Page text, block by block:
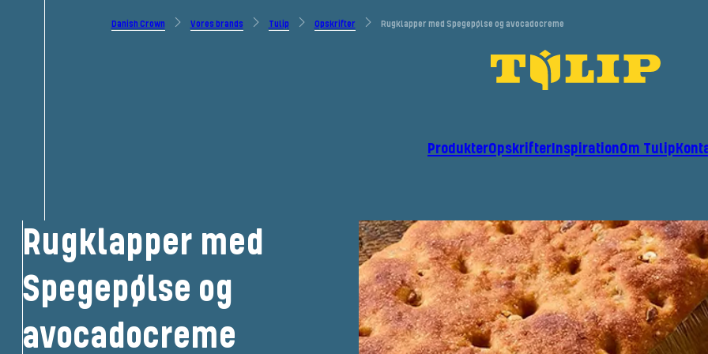
Danish Crown Vores brands Tulip Opskrifter Rugklapper med Spegepølse og avocadocreme
ProdukterOpskrifterInspirationOm Tulip
Rugklapper med
Spegepølse og
avocadocreme